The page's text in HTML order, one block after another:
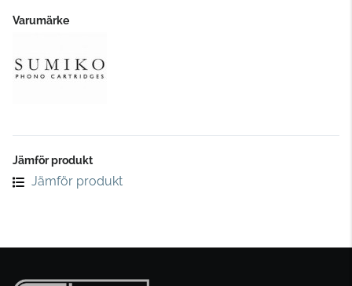
Varumärke
Jämför produkt
Jämför produkt